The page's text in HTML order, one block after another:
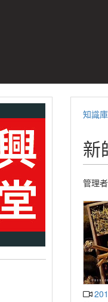
知識庫
新
管理
20191003顏宏融【傳統中醫，創新